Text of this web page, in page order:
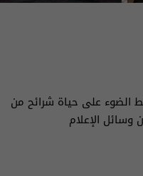
الضوء على حياة شرائح من
وسائل الإعلام